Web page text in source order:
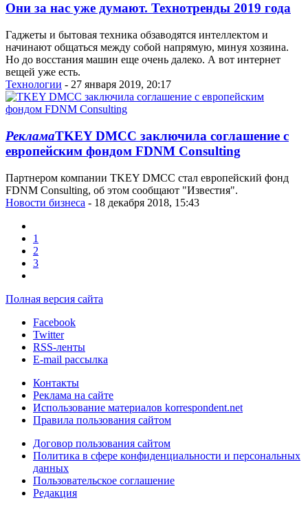
Они за нас уже думают. Технотренды 2019 года
Гаджеты и бытовая техника обзаводятся интеллектом и
начинают общаться между собой напрямую, минуя хозяина.
Но до восстания машин еще очень далеко. А вот интернет
вещей уже есть.
Технологии - 27 января 2019, 20:17
РекламаTKEY DMCC заключила соглашение с
европейским фондом FDNM Consulting
Партнером компании TKEY DMCC стал европейский фонд
FDNM Consulting, об этом сообщают "Известия".
Новости бизнеса - 18 декабря 2018, 15:43
1
2
3
Полная версия сайта
Facebook
Twitter
RSS-ленты
E-mail рассылка
Контакты
Реклама на сайте
Использование материалов korrespondent.net
Правила пользования сайтом
Договор пользования сайтом
Политика в сфере конфиденциальности и персональных
данных
Пользовательское соглашение
Редакция